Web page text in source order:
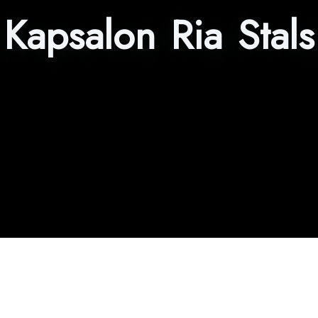
Kapsalon Ria Stals